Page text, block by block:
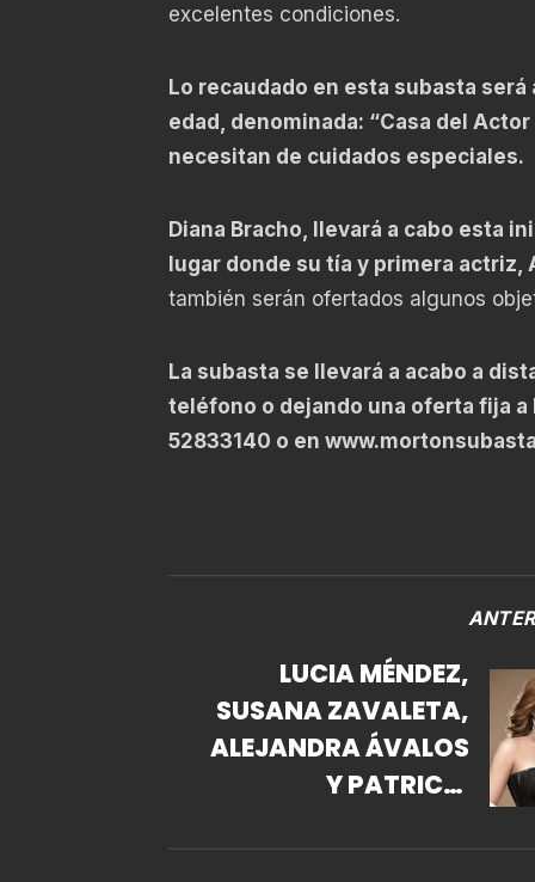
excelentes condiciones.
Lo recaudado en esta subasta
edad, denominada: “Casa del
necesitan de cuidados especiales.
Diana Bracho, llevará a cabo esta
lugar donde su tía y primera actriz,
también serán ofertados algunos
La subasta se llevará a acabo a
teléfono o dejando una oferta fija
52833140 o en
LUCIA MÉNDEZ,
SUSANA ZAVALETA,
ALEJANDRA ÁVALOS
Y PATRICIA
ENCABEZAN LISTA DE